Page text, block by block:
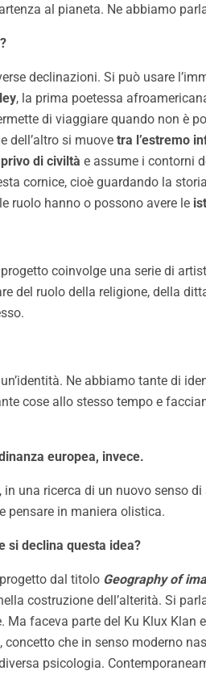
al pianeta. Ne abbiamo
declinazioni. Si può usare
, la prima poetessa
di viaggiare quando non è
dell’altro si muove tra l’estremo
di civiltà e assume i contorni
cornice, cioè guardando la
ruolo hanno o possono avere le
coinvolge una serie di
del ruolo della religione, della
Ne abbiamo tante di
cose allo stesso tempo e
europea, invece.
una ricerca di un nuovo senso
e pensare in maniera olistica.
si declina questa idea?
dal titolo Geography of
costruzione dell’alterità. Si
faceva parte del Ku Klux
, concetto che in senso moderno
psicologia.